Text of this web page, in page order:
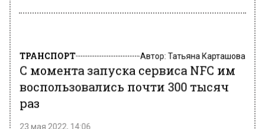
ТРАНСПОРТ Автор:Татьяна Карташова
С момента запуска сервиса NFC им
воспользовались почти 300 тысяч
раз
23 мая 2022, 14:06